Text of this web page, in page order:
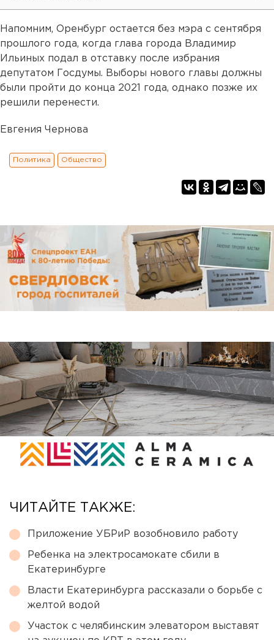
Напомним, Оренбург остается без мэра с сентября
прошлого года, когда глава города Владимир
Ильиных подал в отставку после избрания
депутатом Госдумы. Выборы нового главы должны
были пройти до конца 2021 года, однако позже их
решили перенести.
Евгения Чернова
Политика Общество
ЧИТАЙТЕ ТАКЖЕ:
Приложение УБРиР возобновило работу
Ребенка на электросамокате сбили в
Екатеринбурге
Власти Екатеринбурга рассказали о борьбе с
желтой водой
Участок с челябинским элеватором выставят